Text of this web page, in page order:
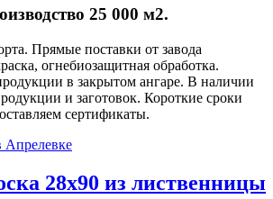
25 000 м2.
Прямые поставки от завода
огнебиозащитная обработка.
в закрытом ангаре. В наличии
и заготовок. Короткие сроки
сертификаты.
28х90 из лиственницы